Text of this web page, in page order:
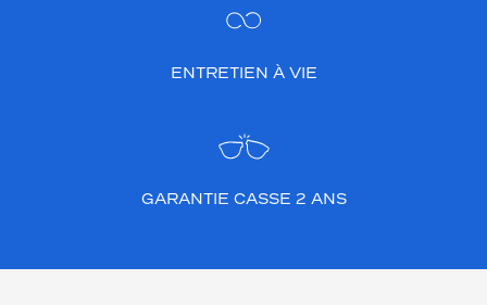
ENTRETIEN À VIE
GARANTIE CASSE 2 ANS